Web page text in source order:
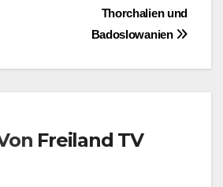
Thorchalien und
Badoslowanien
Freiland TV